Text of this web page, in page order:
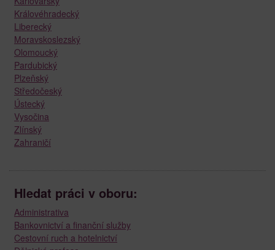
Královéhradecký
Liberecký
Moravskoslezský
Olomoucký
Pardubický
Plzeňský
Středočeský
Ústecký
Vysočina
Zlínský
Zahraničí
Hledat práci v oboru:
Administrativa
Bankovnictví a finanční služby
Cestovní ruch a hotelnictví